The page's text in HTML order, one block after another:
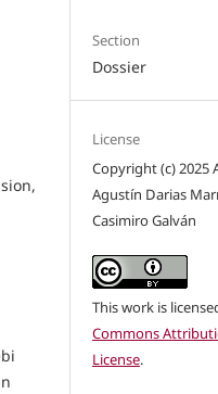
Section
Dossier
License
Copyright (c) 2025
Agustín Darias
Casimiro Galván
This work is
Commons
License.